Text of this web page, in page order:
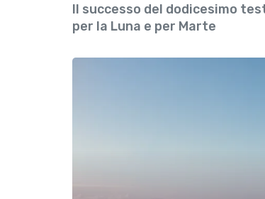
Il successo del dodicesimo
per la Luna e per Marte